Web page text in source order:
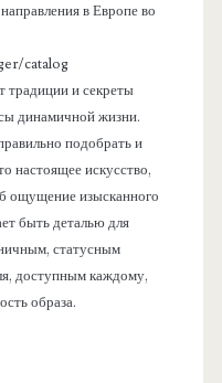
в Европе во
catalog
традиции и секреты
динамичной жизни.
подобрать и
настоящее искусство,
ощущение изысканного
быть деталью для
статусным
доступным каждому,
образа.